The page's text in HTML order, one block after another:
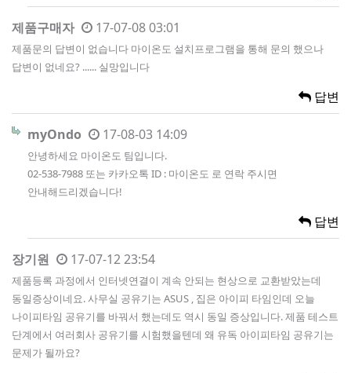
제품구매자 17-07-08 03:01
제품문의 답변이 없습니다 마이온도 설치프로그램을 통해 문의 했으나
답변이 없네요? ...... 실망입니다
답변
myOndo 17-08-03 14:09
안녕하세요 마이온도 팀입니다.
02-538-7988 또는 카카오톡 ID : 마이온도 로 연락 주시면
안내해드리겠습니다!
답변
장기원 17-07-12 23:54
제품등록 과정에서 인터넷연결이 계속 안되는 현상으로 교환받았는데
동일증상이네요. 사무실 공유기는 ASUS , 집은 아이피 타임인데 오늘
나이피타임 공유기를 바꿔서 했는데도 역시 동일 증상입니다. 제품 테스트
단계에서 여러회사 공유기를 시험했을텐데 왜 유독 아이피타임 공유기는
문제가 될까요?